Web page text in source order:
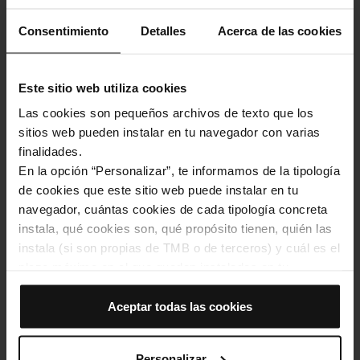
Consentimiento Detalles Acerca de las cookies
Este sitio web utiliza cookies
Las cookies son pequeños archivos de texto que los
sitios web pueden instalar en tu navegador con varias
finalidades.
En la opción “Personalizar”, te informamos de la tipología
de cookies que este sitio web puede instalar en tu
navegador, cuántas cookies de cada tipología concreta
instala, qué cookies son, qué propósito tienen, quién las
instala (si son propias de TMB o de terceros) y cuál es el
navegador. Si el panel de cookies muestra (0), significa
que no instala ninguna cookie de esta tipología.
Si eliges la opción “Aceptar todas las cookies”, permites
Aceptar todas las cookies
Imatge
guanyar autonomia al metro
Societat